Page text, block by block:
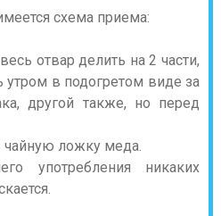
схема приема:
отвар делить на 2 части,
утром в подогретом виде за
другой также, но перед
ложку меда.
употребления никаких